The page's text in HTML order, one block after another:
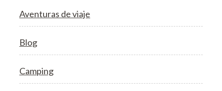
Aventuras de viaje
Blog
Camping